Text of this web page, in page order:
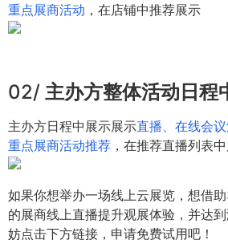
重点展商活动 ，在店铺中推荐展示
02/ 主办方整体活动日程
主办方日程中展示展示直播、在线会
重点展商活动推荐 ，在推荐直播列表
如果你想举办一场线上云展览，想借
的展商线上直播提升观展体验，并达
妨点击下方链接，申请免费试用吧！